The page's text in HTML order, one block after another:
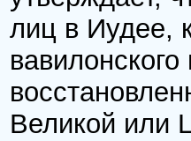
лиц в Иудее,
Великой или